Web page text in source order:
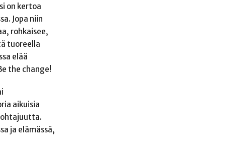
on kertoa
Jopa niin
rohkaisee,
tuoreella
elää
the change!
aikuisia
ja elämässä,